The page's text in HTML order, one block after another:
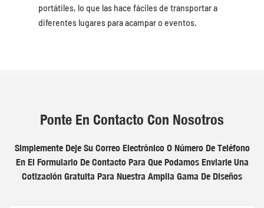
portátiles, lo que las hace fáciles de transportar a
diferentes lugares para acampar o eventos.
Ponte En Contacto Con Nosotros
Simplemente Deje Su Correo Electrónico O Número De Teléfono
En El Formulario De Contacto Para Que Podamos Enviarle Una
Cotización Gratuita Para Nuestra Amplia Gama De Diseños